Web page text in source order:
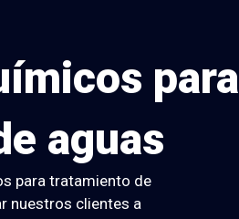
para
aguas
para tratamiento de
nuestros clientes a